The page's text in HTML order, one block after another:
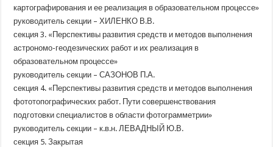
картографирования и ее реализация в образовательном процессе»
руководитель секции – ХИЛЕНКО В.В.
секция 3. «Перспективы развития средств и методов выполнения
астрономо-геодезических работ и их реализация в
образовательном процессе»
руководитель секции – САЗОНОВ П.А.
секция 4. «Перспективы развития средств и методов выполнения
фототопографических работ. Пути совершенствования
подготовки специалистов в области фотограмметрии»
руководитель секции – к.в.н. ЛЕВАДНЫЙ Ю.В.
секция 5. Закрытая